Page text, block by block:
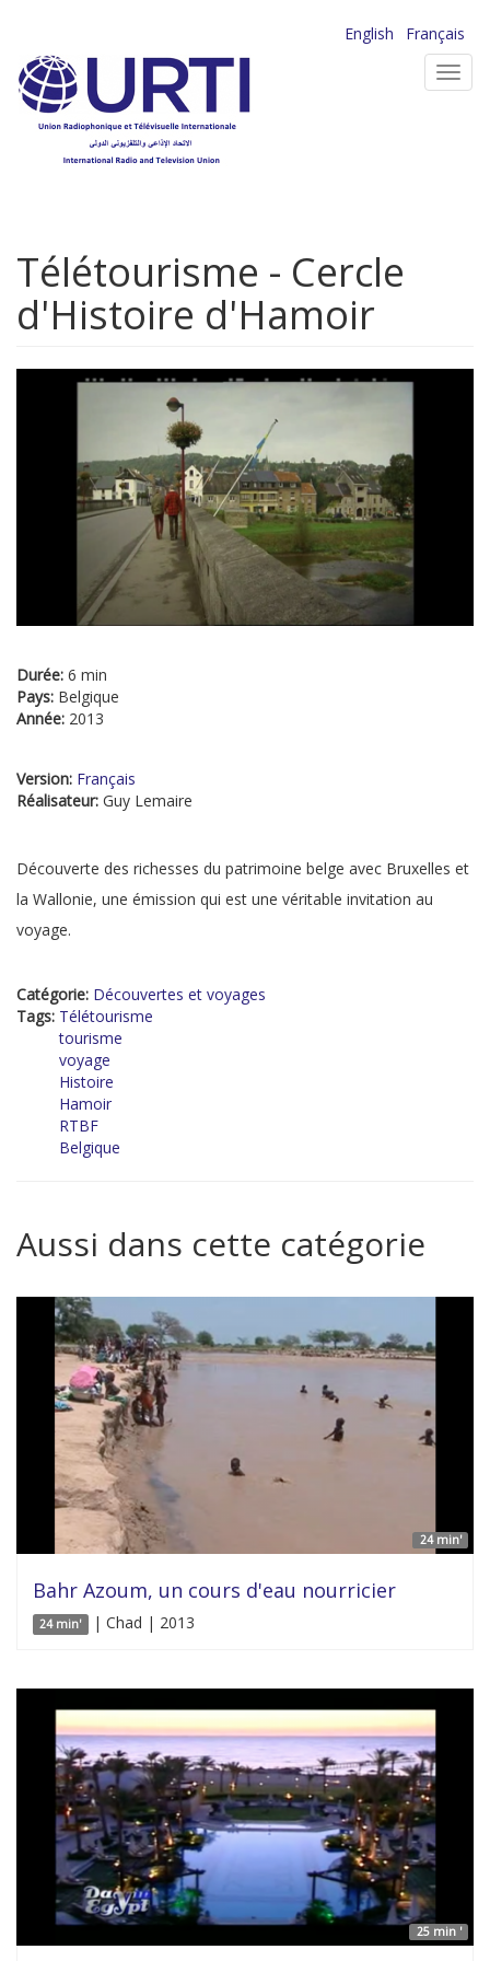
contenu
principal
English
Français
Télétourisme - Cercle
d'Histoire d'Hamoir
Durée: 6 min
Pays: Belgique
Année: 2013
Version: Français
Réalisateur: Guy Lemaire
Découverte des richesses du patrimoine belge avec Bruxelles et
la Wallonie, une émission qui est une véritable invitation au
voyage.
Catégorie: Découvertes et voyages
Tags: Télétourisme
tourisme
voyage
Histoire
Hamoir
RTBF
Belgique
Aussi dans cette catégorie
24 min'
Bahr Azoum, un cours d'eau nourricier
24 min' | Chad | 2013
25 min '